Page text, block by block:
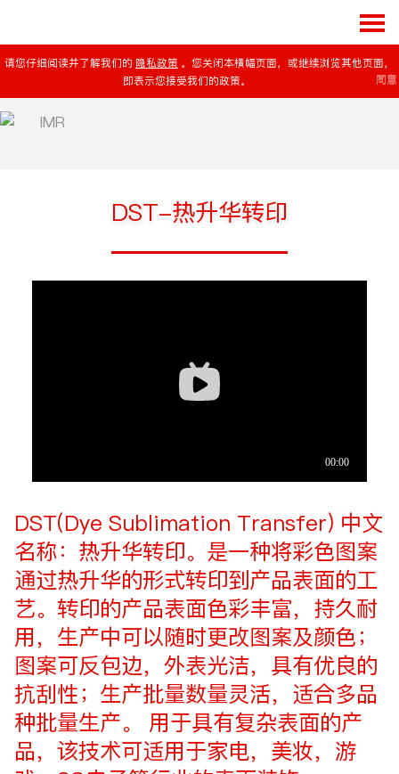
请您仔细阅读并了解我们的 隐私政策 。您关闭本横幅页面，或继续浏览其他页面，
即表示您接受我们的政策。
同意
DST-热升华转印
DST(Dye Sublimation Transfer) 中文
名称：热升华转印。是一种将彩色图案
通过热升华的形式转印到产品表面的工
艺。转印的产品表面色彩丰富，持久耐
用，生产中可以随时更改图案及颜色；
图案可反包边，外表光洁，具有优良的
抗刮性；生产批量数量灵活，适合多品
种批量生产。 用于具有复杂表面的产
品，该技术可适用于家电，美妆，游